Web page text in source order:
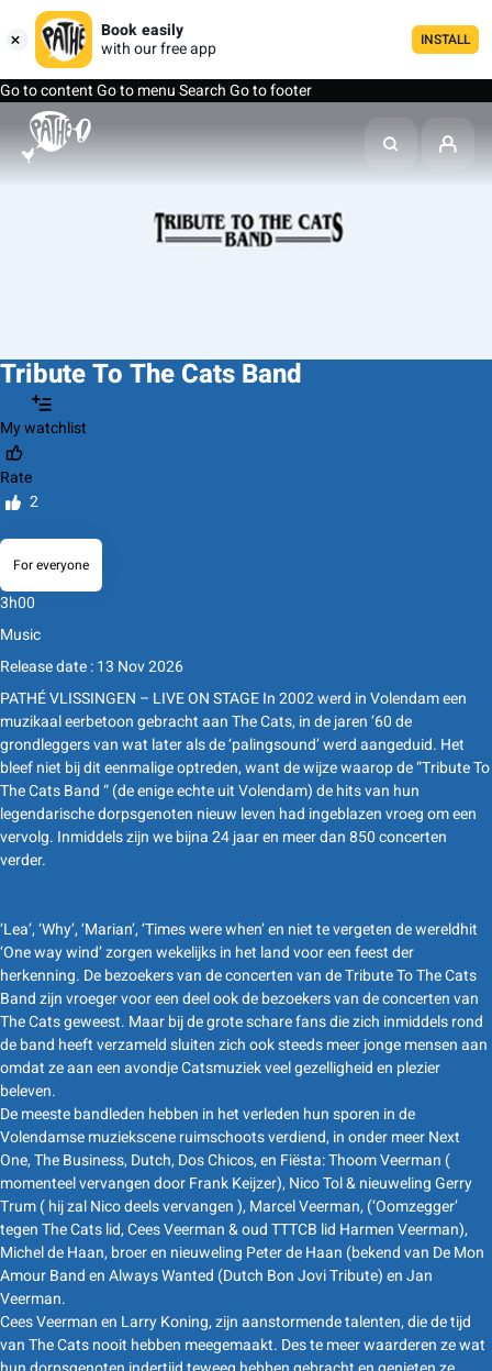
Book easily
with our free app
INSTALL
Go to contentGo to menuSearchGo to footer
Tribute To The Cats Band
My watchlist
Rate
2
For everyone
3h00
Music
Release date : 13 Nov 2026
PATHÉ VLISSINGEN – LIVE ON STAGE In 2002 werd in Volendam een
muzikaal eerbetoon gebracht aan The Cats, in de jaren ’60 de
grondleggers van wat later als de ‘palingsound’ werd aangeduid. Het
bleef niet bij dit eenmalige optreden, want de wijze waarop de “Tribute To
The Cats Band “ (de enige echte uit Volendam) de hits van hun
legendarische dorpsgenoten nieuw leven had ingeblazen vroeg om een
vervolg. Inmiddels zijn we bijna 24 jaar en meer dan 850 concerten
verder.
‘Lea’, ‘Why’, ‘Marian’, ‘Times were when’ en niet te vergeten de wereldhit
‘One way wind’ zorgen wekelijks in het land voor een feest der
herkenning. De bezoekers van de concerten van de Tribute To The Cats
Band zijn vroeger voor een deel ook de bezoekers van de concerten van
The Cats geweest. Maar bij de grote schare fans die zich inmiddels rond
de band heeft verzameld sluiten zich ook steeds meer jonge mensen aan
omdat ze aan een avondje Catsmuziek veel gezelligheid en plezier
beleven.
De meeste bandleden hebben in het verleden hun sporen in de
Volendamse muziekscene ruimschoots verdiend, in onder meer Next
One, The Business, Dutch, Dos Chicos, en Fiësta: Thoom Veerman (
momenteel vervangen door Frank Keijzer), Nico Tol & nieuweling Gerry
Trum ( hij zal Nico deels vervangen ), Marcel Veerman, (‘Oomzegger’
tegen The Cats lid, Cees Veerman & oud TTTCB lid Harmen Veerman),
Michel de Haan, broer en nieuweling Peter de Haan (bekend van De Mon
Amour Band en Always Wanted (Dutch Bon Jovi Tribute) en Jan
Veerman.
Cees Veerman en Larry Koning, zijn aanstormende talenten, die de tijd
van The Cats nooit hebben meegemaakt. Des te meer waarderen ze wat